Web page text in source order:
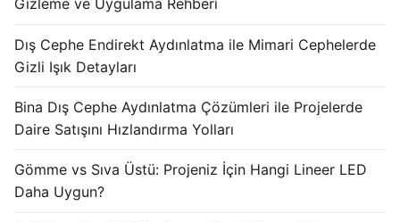
Alüminyum LED Profilleri
Plastik LED Profilleri
DMX Kontrol Sistemleri
LED Güç Kaynakları
Gizleme ve Uygulama Rehberi
Dış Cephe Endirekt Aydınlatma ile Mimari Cephelerde
Gizli Işık Detayları
Bina Dış Cephe Aydınlatma Çözümleri ile Projelerde
Daire Satışını Hızlandırma Yolları
Gömme vs Sıva Üstü: Projeniz İçin Hangi Lineer LED
Daha Uygun?